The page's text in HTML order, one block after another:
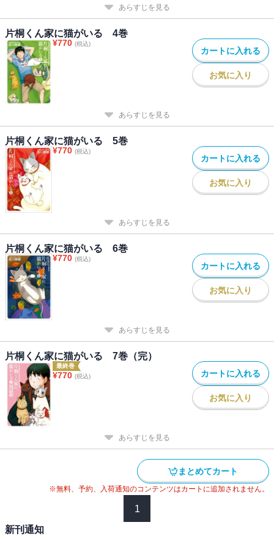
あらすじを見る
片桐くん家に猫がいる 4巻
¥770 (税込)
カートに入れる
お気に入り
あらすじを見る
片桐くん家に猫がいる 5巻
¥770 (税込)
カートに入れる
お気に入り
あらすじを見る
片桐くん家に猫がいる 6巻
¥770 (税込)
カートに入れる
お気に入り
あらすじを見る
片桐くん家に猫がいる 7巻（完）
最終巻
¥770 (税込) カートに入れる
お気に入り
あらすじを見る
まとめてカート
※無料、予約、入荷通知のコンテンツはカートに追加されません。
1
新刊通知